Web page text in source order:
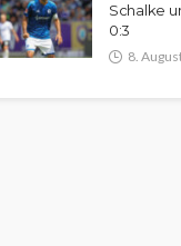
Schalke
0:3
8.